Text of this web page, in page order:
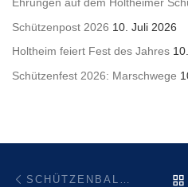
Schützenpost 2026 10. Juli 2026
Holtheim feiert Fest des Jahres
Schützenfest 2026: Marschwege